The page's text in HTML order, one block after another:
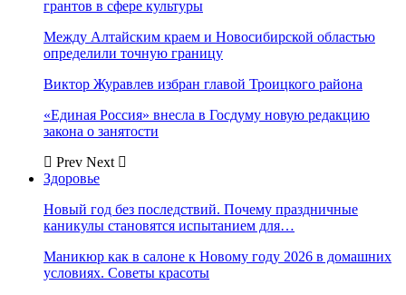
грантов в сфере культуры
Между Алтайским краем и Новосибирской областью
определили точную границу
Виктор Журавлев избран главой Троицкого района
«Единая Россия» внесла в Госдуму новую редакцию
закона о занятости
Prev Next
Здоровье
Новый год без последствий. Почему праздничные
каникулы становятся испытанием для…
Маникюр как в салоне к Новому году 2026 в домашних
условиях. Советы красоты